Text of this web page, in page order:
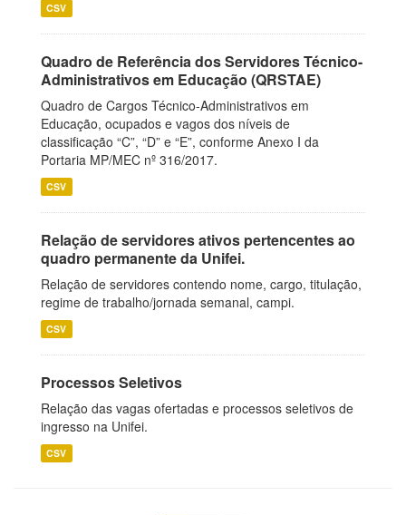
CSV
Quadro de Referência dos Servidores Técnico-
Administrativos em Educação (QRSTAE)
Quadro de Cargos Técnico-Administrativos em
Educação, ocupados e vagos dos níveis de
classificação “C”, “D” e “E”, conforme Anexo I da
Portaria MP/MEC nº 316/2017.
CSV
Relação de servidores ativos pertencentes ao
quadro permanente da Unifei.
Relação de servidores contendo nome, cargo, titulação,
regime de trabalho/jornada semanal, campi.
CSV
Processos Seletivos
Relação das vagas ofertadas e processos seletivos de
ingresso na Unifei.
CSV